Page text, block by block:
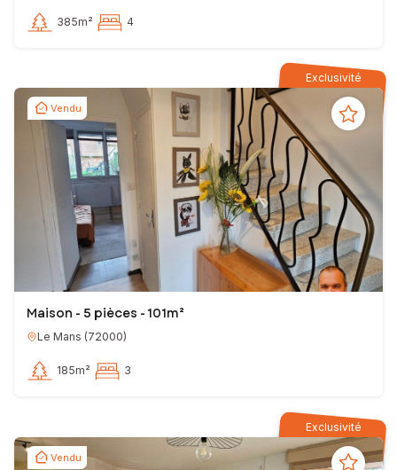
385m² 4
Exclusivité
Vendu
Maison - 5 pièces - 101m²
Le Mans (72000)
185m² 3
Exclusivité
Vendu